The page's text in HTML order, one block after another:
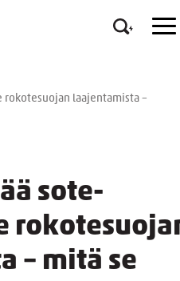
laajentamista –
sote-
– mitä se